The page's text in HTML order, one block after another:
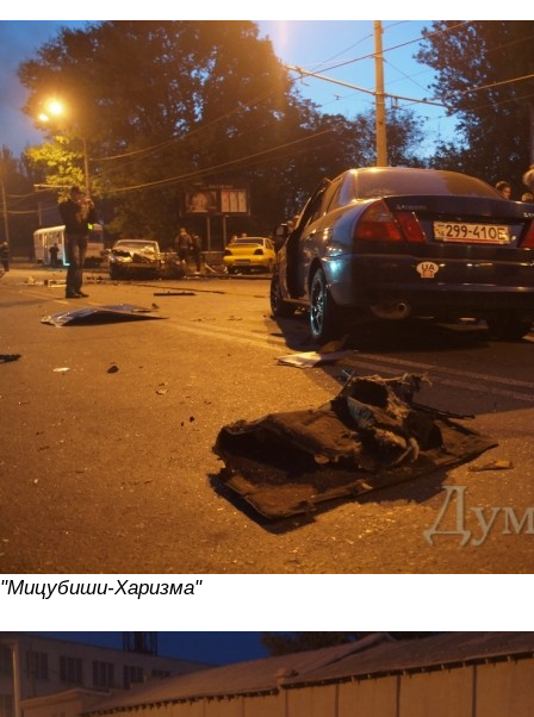
"Мицубиши-Харизма"